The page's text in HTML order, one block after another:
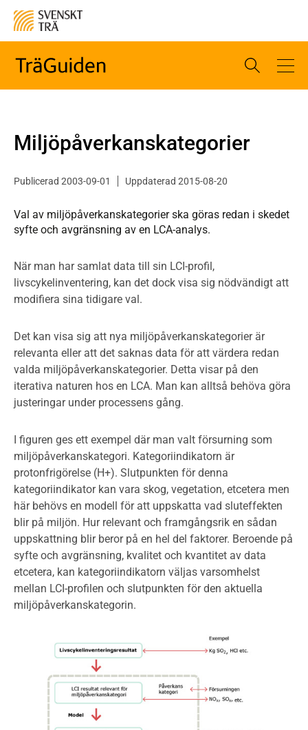
Miljöpåverkans­kategorier
Publicerad 2003-09-01 Uppdaterad 2015-08-20
Val av miljöpåverkanskategorier ska göras redan i skedet
syfte och avgränsning av en LCA-analys.
När man har samlat data till sin LCI-profil,
livscykelinventering, kan det dock visa sig nödvändigt att
modifiera sina tidigare val.
Det kan visa sig att nya miljöpåverkanskategorier är
relevanta eller att det saknas data för att värdera redan
valda miljöpåverkanskategorier. Detta visar på den
iterativa naturen hos en LCA. Man kan alltså behöva göra
justeringar under processens gång.
I figuren ges ett exempel där man valt försurning som
miljöpåverkanskategori. Kategoriindikatorn är
protonfrigörelse (H+). Slutpunkten för denna
kategoriindikator kan vara skog, vegetation, etcetera men
här behövs en modell för att uppskatta vad sluteffekten
blir på miljön. Hur relevant och framgångsrik en sådan
uppskattning blir beror på en hel del faktorer. Beroende på
syfte och avgränsning, kvalitet och kvantitet av data
etcetera, kan kategoriindikatorn väljas varsomhelst
mellan LCI-profilen och slutpunkten för den aktuella
miljöpåverkanskategorin.